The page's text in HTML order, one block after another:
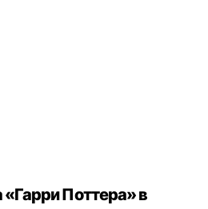
«Гарри Поттера» в